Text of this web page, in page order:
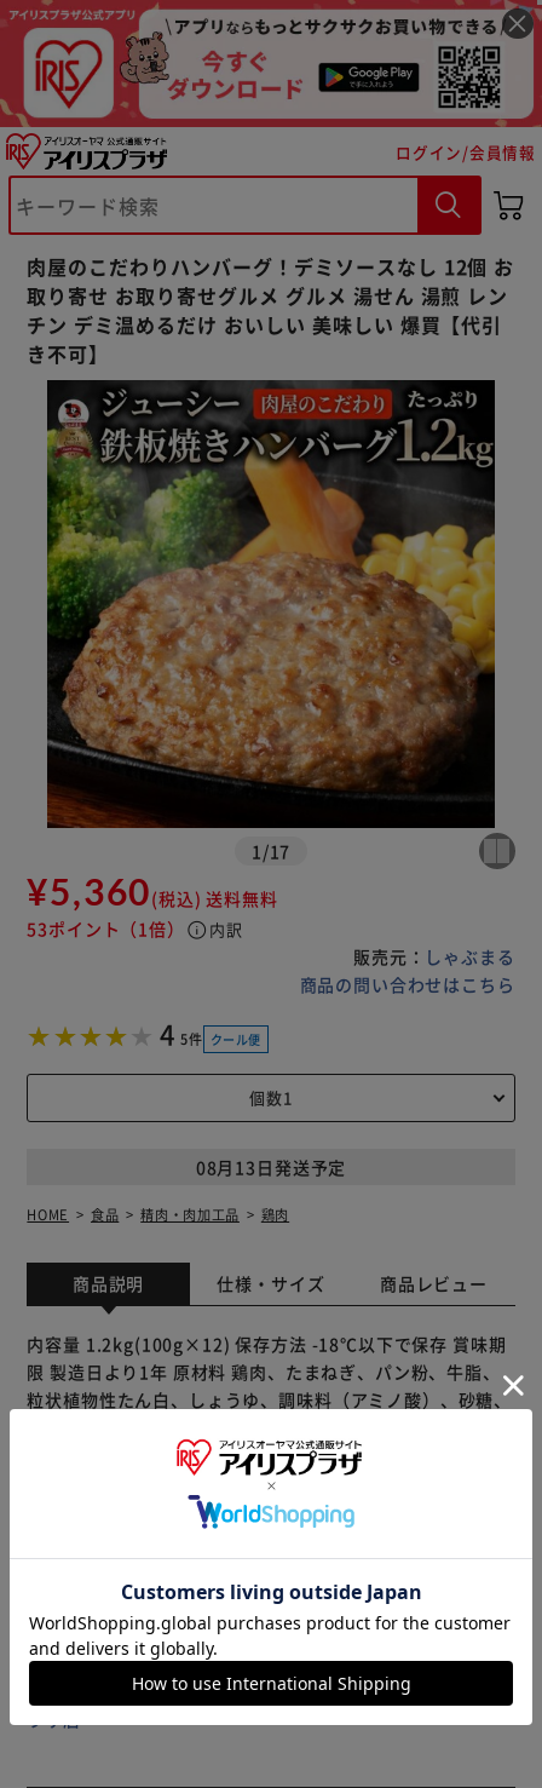
ログイン/会員情報
肉屋のこだわりハンバーグ！デミソースなし 12個 お
取り寄せ お取り寄せグルメ グルメ 湯せん 湯煎 レン
チン デミ温めるだけ おいしい 美味しい 爆買【代引
き不可】
1 /17
¥5,360(税込) 送料無料
53ポイント （1倍） info 内訳
販売元： しゃぶまる
商品の問い合わせはこちら
4 5件 クール便
08月13日発送予定
HOME 食品 精肉・肉加工品 鶏肉
商品説明 仕様・サイズ 商品レビュー
内容量 1.2kg(100g×12) 保存方法 -18℃以下で保存 賞味期
限 製造日より1年 原材料 鶏肉、たまねぎ、パン粉、牛脂、
粒状植物性たん白、しょうゆ、調味料（アミノ酸）、砂糖、
栄養成分表示（100ｇ当たり）推定値 熱量167kcal たんぱく
質11.1g 脂質9g 炭水化物10.5g 食塩相当量1.4g 製造者 サン
ミート株式会社 香川県三豊市詫間町松崎2619-1
じめご了承ください。
販売元(特定商取引法に基づく表記)：しゃぶまる アイリスプ
※ご確認ください
カートに入れる 購入手続きへ